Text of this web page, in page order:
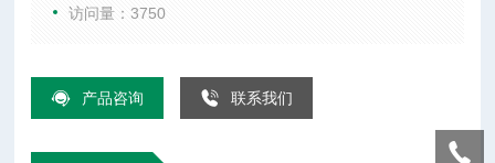
访问量：3750
产品咨询 联系我们